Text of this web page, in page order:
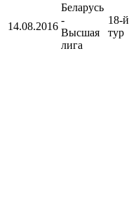
14.08.2016
Беларусь
-
Высшая
лига
18-й
тур